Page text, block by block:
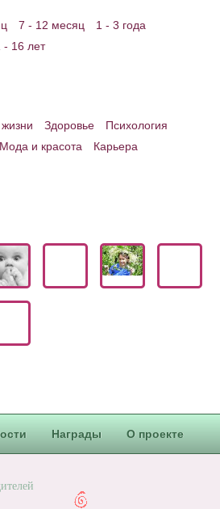
7 - 12 месяц
1 - 3 года
- 16 лет
Здоровье
Психология
Мода и красота
Карьера
Награды О проекте